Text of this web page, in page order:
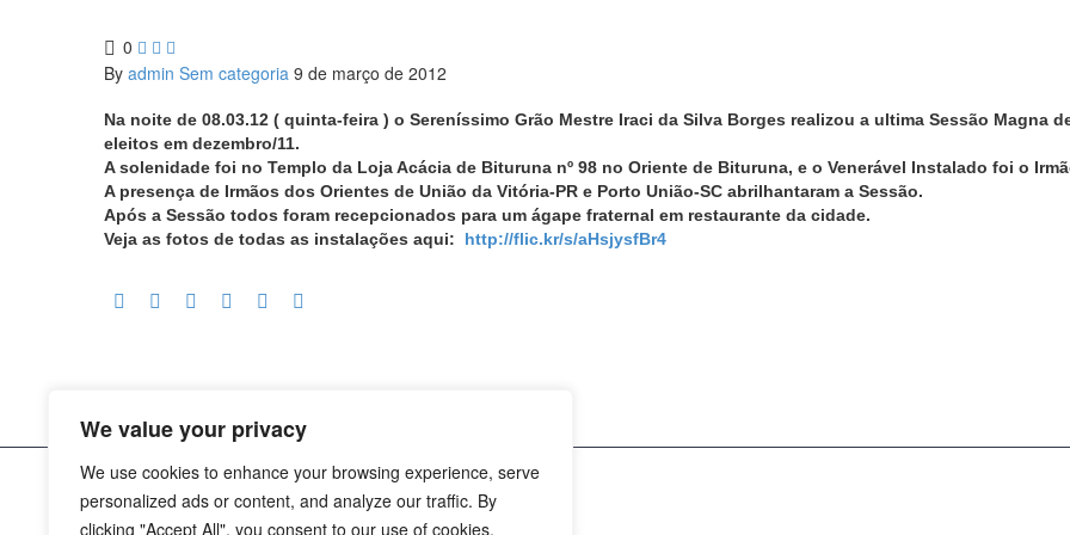
We value your privacy
We use cookies to enhance your browsing experience, serve
personalized ads or content, and analyze our traffic. By
clicking "Accept All", you consent to our use of cookies.
0   
By admin Sem categoria 9 de março de 2012
Na noite de 08.03.12 ( quinta-feira ) o Sereníssimo Grão Mestre Iraci da Silva Borges realizou a ultima Sessão Magna
eleitos em dezembro/11.
A solenidade foi no Templo da Loja Acácia de Bituruna nº 98 no Oriente de Bituruna, e o Venerável Instalado foi o
A presença de Irmãos dos Orientes de União da Vitória-PR e Porto União-SC abrilhantaram a Sessão.
Após a Sessão todos foram recepcionados para um ágape fraternal em restaurante da cidade.
Veja as fotos de todas as instalações aqui: http://flic.kr/s/aHsjysfBr4
2021 © Copyrights -Monday Publicidade